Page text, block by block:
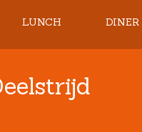
LUNCH DINER